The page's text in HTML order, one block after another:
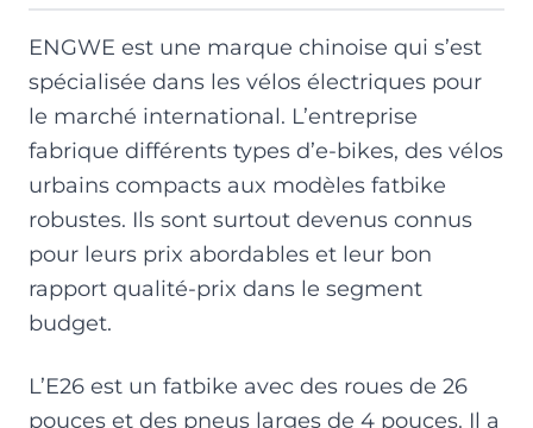
ENGWE est une marque chinoise qui s’est
spécialisée dans les vélos électriques pour
le marché international. L’entreprise
fabrique différents types d’e-bikes, des vélos
urbains compacts aux modèles fatbike
robustes. Ils sont surtout devenus connus
pour leurs prix abordables et leur bon
rapport qualité-prix dans le segment
budget.
L’E26 est un fatbike avec des roues de 26
pouces et des pneus larges de 4 pouces. Il a